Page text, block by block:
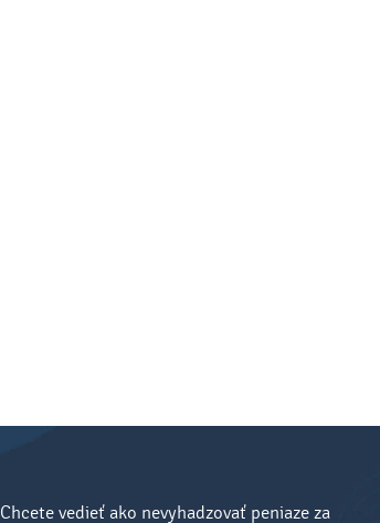
Chcete vedieť ako nevyhadzovať peniaze za